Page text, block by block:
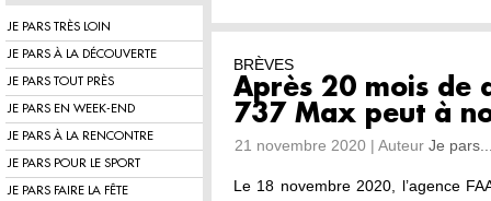
JE PARS TRÈS LOIN
JE PARS À LA DÉCOUVERTE
JE PARS TOUT PRÈS
JE PARS EN WEEK-END
JE PARS À LA RENCONTRE
JE PARS POUR LE SPORT
JE PARS FAIRE LA FÊTE
BRÈVES
Après 20 mois de
737 Max peut à
21 novembre 2020 | Auteur Je
Le 18 novembre 2020, l’agence